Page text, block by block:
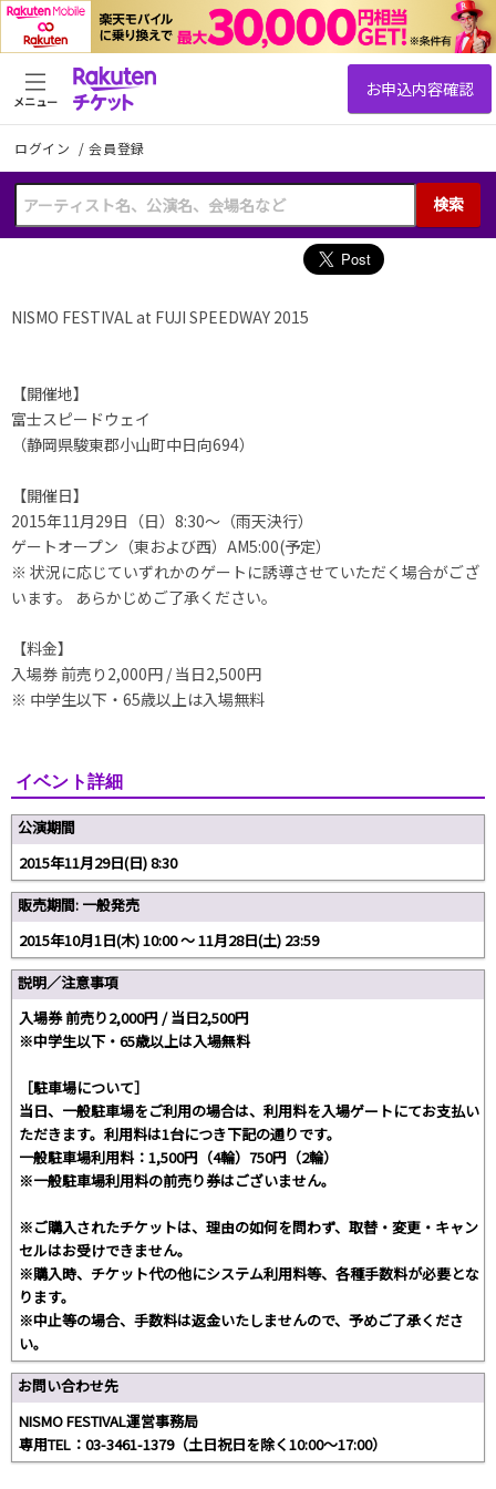
ログイン /会員登録
検索
メニュー
NISMO FESTIVAL at FUJI SPEEDWAY 2015
【開催地】
富士スピードウェイ
（静岡県駿東郡小山町中日向694）
【開催日】
2015年11月29日（日）8:30～（雨天決行）
ゲートオープン（東および西）AM5:00(予定）
※ 状況に応じていずれかのゲートに誘導させていただく場合がござ
います。 あらかじめご了承ください。
【料金】
入場券 前売り2,000円 / 当日2,500円
※ 中学生以下・65歳以上は入場無料
イベント詳細
公演期間
2015年11月29日(日) 8:30
販売期間: 一般発売
2015年10月1日(木) 10:00 〜 11月28日(土) 23:59
説明／注意事項
入場券 前売り2,000円 / 当日2,500円
※中学生以下・65歳以上は入場無料
［駐車場について］
当日、一般駐車場をご利用の場合は、利用料を入場ゲートにてお支払い
ただきます。利用料は1台につき下記の通りです。
一般駐車場利用料：1,500円（4輪）750円（2輪）
※一般駐車場利用料の前売り券はございません。
※ご購入されたチケットは、理由の如何を問わず、取替・変更・キャン
セルはお受けできません。
※購入時、チケット代の他にシステム利用料等、各種手数料が必要とな
ります。
※中止等の場合、手数料は返金いたしませんので、予めご了承くださ
い。
お問い合わせ先
NISMO FESTIVAL運営事務局
専用TEL：03-3461-1379（土日祝日を除く10:00～17:00）